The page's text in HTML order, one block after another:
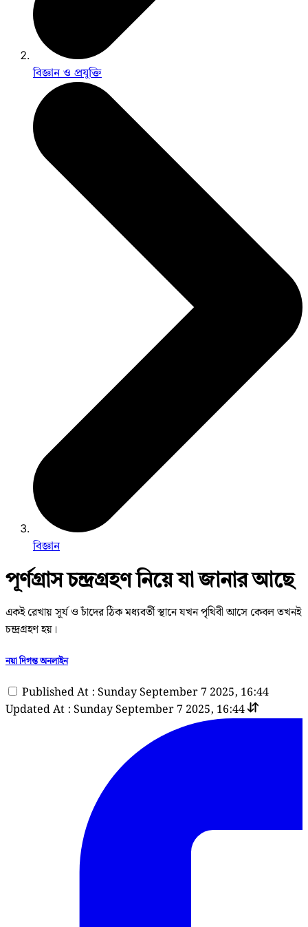
বিজ্ঞান ও প্রযুক্তি
বিজ্ঞান
পূর্ণগ্রাস চন্দ্রগ্রহণ নিয়ে যা জানার আছে
একই রেখায় সূর্য ও চাঁদের ঠিক মধ্যবর্তী স্থানে যখন পৃথিবী আসে কেবল তখনই
চন্দ্রগ্রহণ হয়।
নয়া দিগন্ত অনলাইন
Published At : Sunday September 7 2025, 16:44
Updated At : Sunday September 7 2025, 16:44